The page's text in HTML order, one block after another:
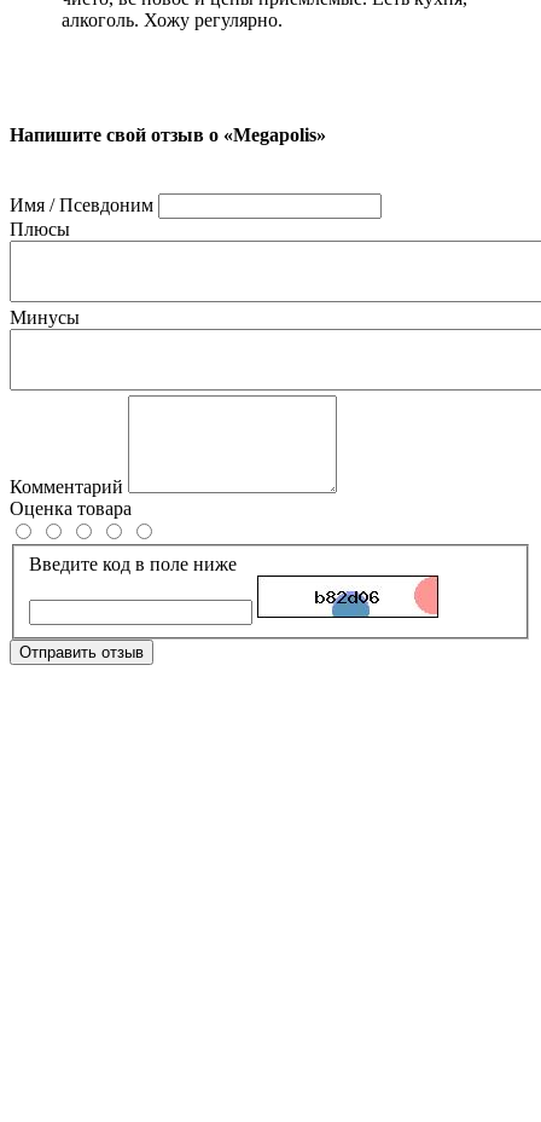
алкоголь. Хожу регулярно.
Напишите свой отзыв о «Megapolis»
Имя / Псевдоним
Плюсы
Минусы
Комментарий
Оценка товара
Введите код в поле ниже
Отправить отзыв